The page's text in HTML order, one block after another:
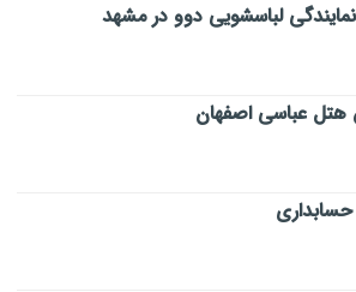
لباسشویی دوو در مشهد
عباسی اصفهان